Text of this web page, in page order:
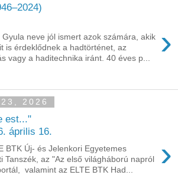
›
Gyula neve jól ismert azok számára, akik
is érdeklődnek a hadtörténet, az
vagy a haditechnika iránt. 40 éves p...
2026
est..."
április 16.
›
BTK Új- és Jelenkori Egyetemes
Tanszék, az "Az első világháború napról
valamint az ELTE BTK Had...